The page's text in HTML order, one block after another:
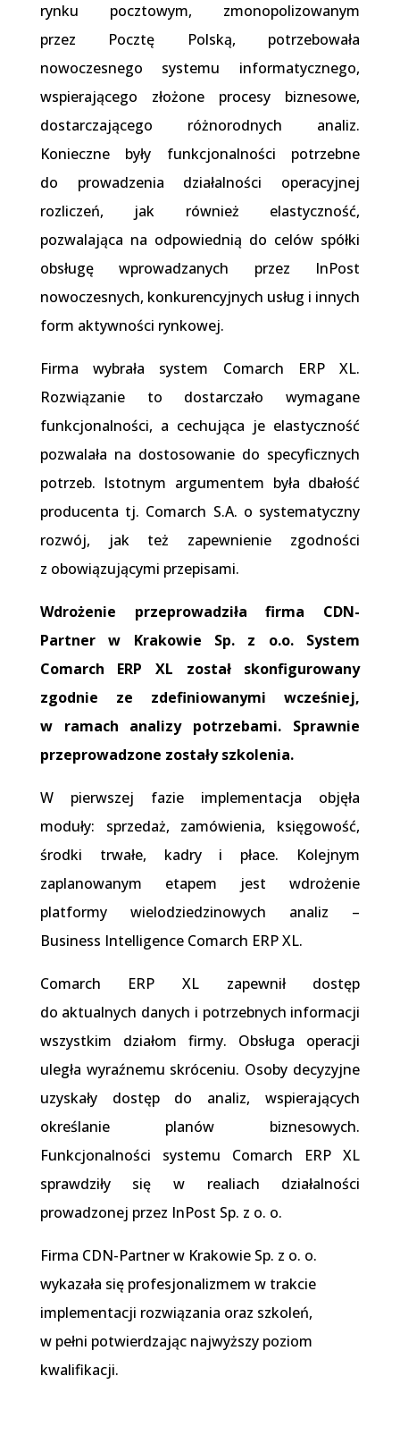
rynku pocztowym, zmonopolizowanym
przez Pocztę Polską, potrzebowała
nowoczesnego systemu informatycznego,
wspierającego złożone procesy biznesowe,
dostarczającego różnorodnych analiz.
Konieczne były funkcjonalności potrzebne
do prowadzenia działalności operacyjnej
rozliczeń, jak również elastyczność,
pozwalająca na odpowiednią do celów spółki
obsługę wprowadzanych przez InPost
nowoczesnych, konkurencyjnych usług i innych
form aktywności rynkowej.
Firma wybrała system Comarch ERP XL.
Rozwiązanie to dostarczało wymagane
funkcjonalności, a cechująca je elastyczność
pozwalała na dostosowanie do specyficznych
potrzeb. Istotnym argumentem była dbałość
producenta tj. Comarch S.A. o systematyczny
rozwój, jak też zapewnienie zgodności
z obowiązującymi przepisami.
Wdrożenie przeprowadziła firma CDN-
Partner w Krakowie Sp. z o.o. System
Comarch ERP XL został skonfigurowany
zgodnie ze zdefiniowanymi wcześniej,
w ramach analizy potrzebami. Sprawnie
przeprowadzone zostały szkolenia.
W pierwszej fazie implementacja objęła
moduły: sprzedaż, zamówienia, księgowość,
środki trwałe, kadry i płace. Kolejnym
zaplanowanym etapem jest wdrożenie
platformy wielodziedzinowych analiz –
Business Intelligence Comarch ERP XL.
Comarch ERP XL zapewnił dostęp
do aktualnych danych i potrzebnych informacji
wszystkim działom firmy. Obsługa operacji
uległa wyraźnemu skróceniu. Osoby decyzyjne
uzyskały dostęp do analiz, wspierających
określanie planów biznesowych.
Funkcjonalności systemu Comarch ERP XL
sprawdziły się w realiach działalności
prowadzonej przez InPost Sp. z o. o.
Firma CDN-Partner w Krakowie Sp. z o. o.
wykazała się profesjonalizmem w trakcie
implementacji rozwiązania oraz szkoleń,
w pełni potwierdzając najwyższy poziom
kwalifikacji.